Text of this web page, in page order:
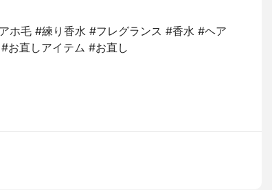
ホ毛 #練り香水 #フレグランス #香水 #ヘア
お直しアイテム #お直し